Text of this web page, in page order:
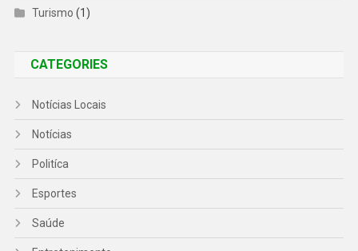
Turismo (1)
CATEGORIES
Notícias Locais
Notícias
Politíca
Esportes
Saúde